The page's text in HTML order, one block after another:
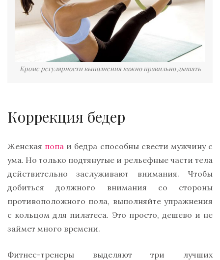
Кроме регулярности выполнения важно правильно дышать
Коррекция бедер
Женская попа и бедра способны свести мужчину с
ума. Но только подтянутые и рельефные части тела
действительно заслуживают внимания. Чтобы
добиться должного внимания со стороны
противоположного пола, выполняйте упражнения
с кольцом для пилатеса. Это просто, дешево и не
займет много времени.
Фитнес-тренеры выделяют три лучших